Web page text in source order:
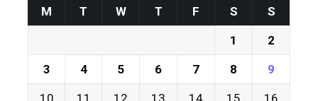
M T W T F S S
1 2
3 4 5 6 7 8 9
10 11 12 13 14 15 16